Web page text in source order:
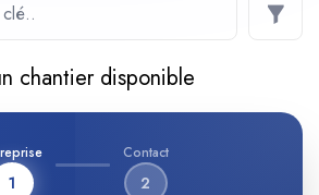
chantier disponible
1
Contact
2